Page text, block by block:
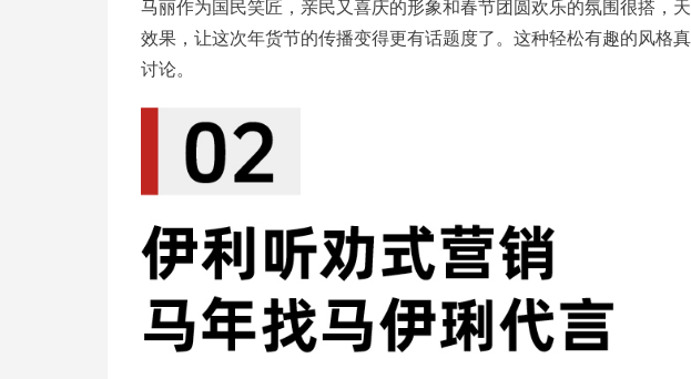
马丽作为国民笑匠，亲民又喜庆的形象和春节团圆欢乐的氛围很搭，
效果，让这次年货节的传播变得更有话题度了。这种轻松有趣的风格
讨论。